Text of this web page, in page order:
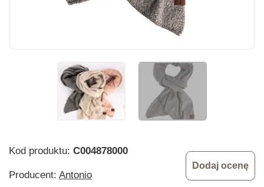
Kod produktu: C004878000
Producent: Antonio
Dodaj ocenę